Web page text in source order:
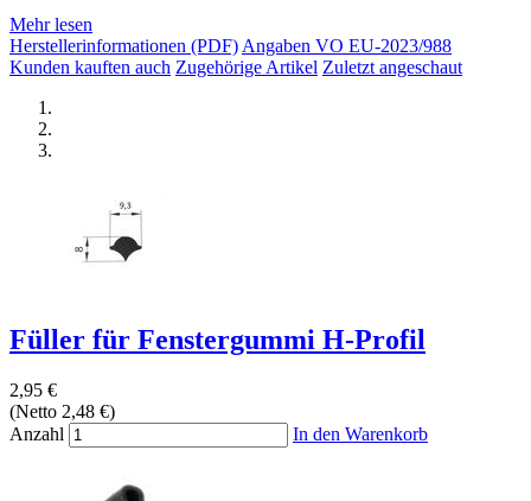
Mehr lesen
Herstellerinformationen (PDF)Angaben VO EU-2023/988
Kunden kauften auch Zugehörige Artikel Zuletzt angeschaut
Füller für Fenstergummi H-Profil
2,95 €
(Netto 2,48 €)
Anzahl
In den Warenkorb